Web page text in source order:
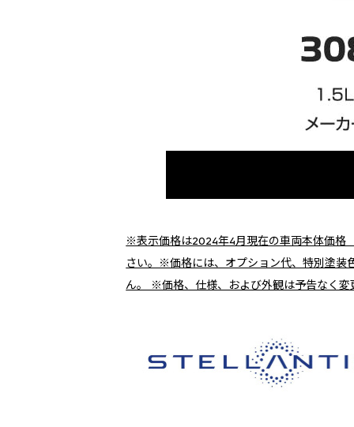
※表示価格は2024年4月現在の車両本体価格
さい。※価格には、オプション代、特別塗装
ん。 ※価格、仕様、および外観は予告なく変